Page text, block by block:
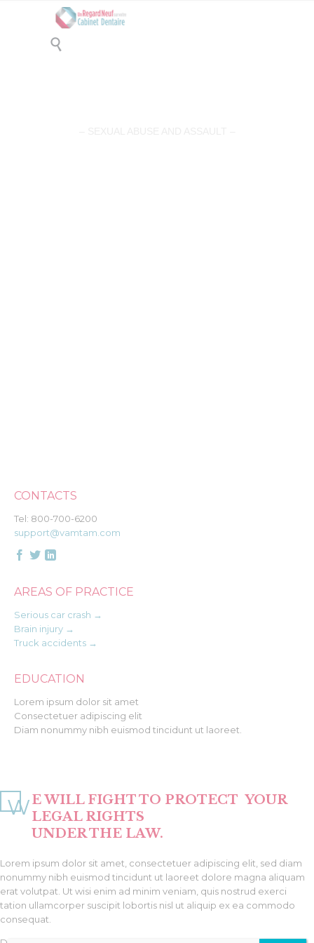

CONTACTS
Tel: 800-700-6200
support@vamtam.com
  
AREAS OF PRACTICE
Serious car crash →
Brain injury →
Truck accidents →
EDUCATION
Lorem ipsum dolor sit amet
Consectetuer adipiscing elit
Diam nonummy nibh euismod tincidunt ut laoreet.
WE WILL FIGHT TO PROTECT YOUR
LEGAL RIGHTS
UNDER THE LAW.
Lorem ipsum dolor sit amet, consectetuer adipiscing elit, sed diam
nonummy nibh euismod tincidunt ut laoreet dolore magna aliquam
erat volutpat. Ut wisi enim ad minim veniam, quis nostrud exerci
tation ullamcorper suscipit lobortis nisl ut aliquip ex ea commodo
consequat.